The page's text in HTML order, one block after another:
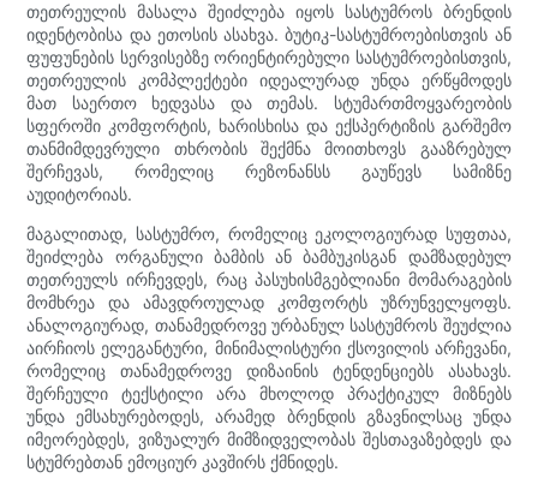
თეთრეულის მასალა შეიძლება იყოს სასტუმროს ბრენდის
იდენტობისა და ეთოსის ასახვა. ბუტიკ-სასტუმროებისთვის ან
ფუფუნების სერვისებზე ორიენტირებული სასტუმროებისთვის,
თეთრეულის კომპლექტები იდეალურად უნდა ერწყმოდეს
მათ საერთო ხედვასა და თემას. სტუმართმოყვარეობის
სფეროში კომფორტის, ხარისხისა და ექსპერტიზის გარშემო
თანმიმდევრული თხრობის შექმნა მოითხოვს გააზრებულ
შერჩევას, რომელიც რეზონანსს გაუწევს სამიზნე
აუდიტორიას.
მაგალითად, სასტუმრო, რომელიც ეკოლოგიურად სუფთაა,
შეიძლება ორგანული ბამბის ან ბამბუკისგან დამზადებულ
თეთრეულს ირჩევდეს, რაც პასუხისმგებლიანი მომარაგების
მომხრეა და ამავდროულად კომფორტს უზრუნველყოფს.
ანალოგიურად, თანამედროვე ურბანულ სასტუმროს შეუძლია
აირჩიოს ელეგანტური, მინიმალისტური ქსოვილის არჩევანი,
რომელიც თანამედროვე დიზაინის ტენდენციებს ასახავს.
შერჩეული ტექსტილი არა მხოლოდ პრაქტიკულ მიზნებს
უნდა ემსახურებოდეს, არამედ ბრენდის გზავნილსაც უნდა
იმეორებდეს, ვიზუალურ მიმზიდველობას შესთავაზებდეს და
სტუმრებთან ემოციურ კავშირს ქმნიდეს.